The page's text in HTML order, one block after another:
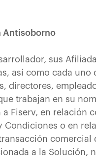
Antisoborno
sus
así como cada uno
directores,
trabajan en su
a Fiserv, en relación
Condiciones o en
comercial
a la Solución,